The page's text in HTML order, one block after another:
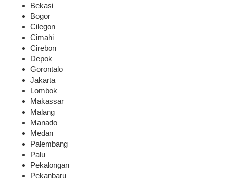
Bekasi
Bogor
Cilegon
Cimahi
Cirebon
Depok
Gorontalo
Jakarta
Lombok
Makassar
Malang
Manado
Medan
Palembang
Palu
Pekalongan
Pekanbaru